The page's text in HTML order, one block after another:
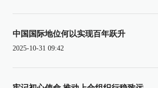
中国国际地位何以实现百年跃升
2025-10-31 09:42